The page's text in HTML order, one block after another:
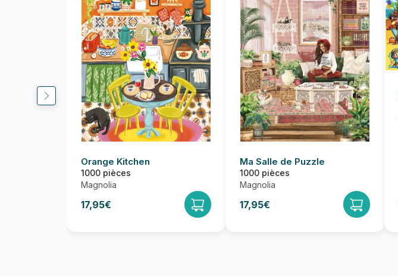
Orange Kitchen
1000 pièces
Magnolia
17,95€
Ma Salle de Puzzle
1000 pièces
Magnolia
17,95€